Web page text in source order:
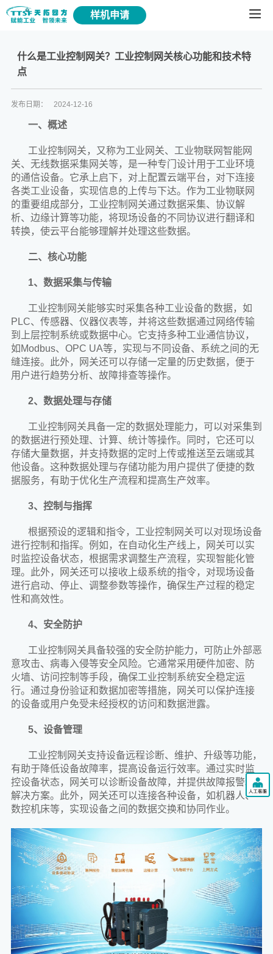
样机申请
什么是工业控制网关？工业控制网关核心功能和技术特
点
发布日期： 2024-12-16
一、概述
工业控制网关，又称为工业网关、工业物联网智能网
关、无线数据采集网关等，是一种专门设计用于工业环境
的通信设备。它承上启下，对上配置云端平台，对下连接
各类工业设备，实现信息的上传与下达。作为工业物联网
的重要组成部分，工业控制网关通过数据采集、协议解
析、边缘计算等功能，将现场设备的不同协议进行翻译和
转换，使云平台能够理解并处理这些数据。
二、核心功能
1、数据采集与传输
工业控制网关能够实时采集各种工业设备的数据，如
PLC、传感器、仪器仪表等，并将这些数据通过网络传输
到上层控制系统或数据中心。它支持多种工业通信协议，
如Modbus、OPC UA等，实现与不同设备、系统之间的无
缝连接。此外，网关还可以存储一定量的历史数据，便于
用户进行趋势分析、故障排查等操作。
2、数据处理与存储
工业控制网关具备一定的数据处理能力，可以对采集到
的数据进行预处理、计算、统计等操作。同时，它还可以
存储大量数据，并支持数据的定时上传或推送至云端或其
他设备。这种数据处理与存储功能为用户提供了便捷的数
据服务，有助于优化生产流程和提高生产效率。
3、控制与指挥
根据预设的逻辑和指令，工业控制网关可以对现场设备
进行控制和指挥。例如，在自动化生产线上，网关可以实
时监控设备状态，根据需求调整生产流程，实现智能化管
理。此外，网关还可以接收上级系统的指令，对现场设备
进行启动、停止、调整参数等操作，确保生产过程的稳定
性和高效性。
4、安全防护
工业控制网关具备较强的安全防护能力，可防止外部恶
意攻击、病毒入侵等安全风险。它通常采用硬件加密、防
火墙、访问控制等手段，确保工业控制系统安全稳定运
行。通过身份验证和数据加密等措施，网关可以保护连接
的设备或用户免受未经授权的访问和数据泄露。
5、设备管理
工业控制网关支持设备远程诊断、维护、升级等功能，
有助于降低设备故障率，提高设备运行效率。通过实时监
控设备状态，网关可以诊断设备故障，并提供故障报警和
解决方案。此外，网关还可以连接各种设备，如机器人、
数控机床等，实现设备之间的数据交换和协同作业。